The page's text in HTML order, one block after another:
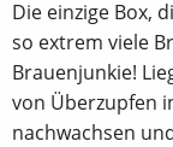
Die einzige Box,
so extrem viele
Brauenjunkie!
von Überzupfen
nachwachsen